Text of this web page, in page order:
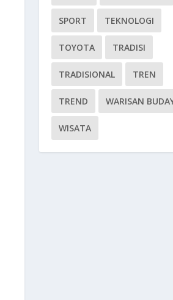
SPORT TEKNOLOGI
TOYOTA TRADISI
TRADISIONAL TREN
TREND WARISAN
WISATA